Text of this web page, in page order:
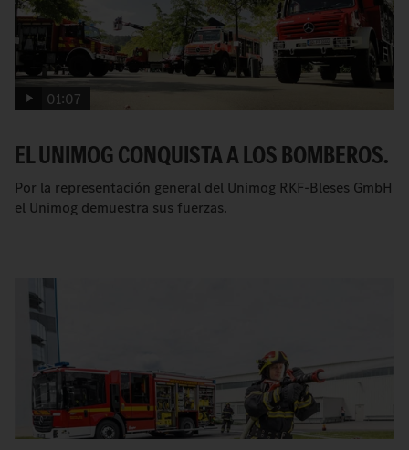
01:07
EL UNIMOG CONQUISTA A LOS BOMBEROS.
Por la representación general del Unimog RKF-Bleses GmbH
el Unimog demuestra sus fuerzas.